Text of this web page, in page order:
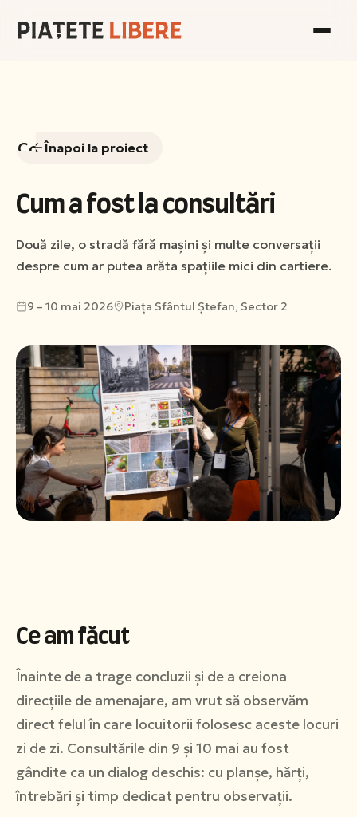
Consultări
Galerie
Echipă
Raportul
Română
English
Înapoi la proiect
Cum a fost la consultări
Două zile, o stradă fără mașini și multe conversații
despre cum ar putea arăta spațiile mici din cartiere.
9 – 10 mai 2026 Piața Sfântul Ștefan, Sector 2
Ce am făcut
Înainte de a trage concluzii și de a creiona
direcțiile de amenajare, am vrut să observăm
direct felul în care locuitorii folosesc aceste locuri
zi de zi. Consultările din 9 și 10 mai au fost
gândite ca un dialog deschis: cu planșe, hărți,
întrebări și timp dedicat pentru observații.